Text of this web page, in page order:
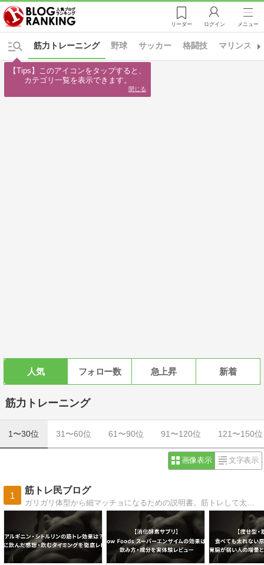
リーダー ログイン メニュー
野球 サッカー 格闘技 マリンスポ
筋力トレーニング
人気 フォロー数 急上昇 新着
筋力トレーニング
1〜30位 31〜60位 61〜90位 91〜120位 121〜150位
画像表示 文字表示
1
筋トレ民ブログ
【Tips】このアイコンをタップすると、
カテゴリ一覧を表示できます。
閉じる